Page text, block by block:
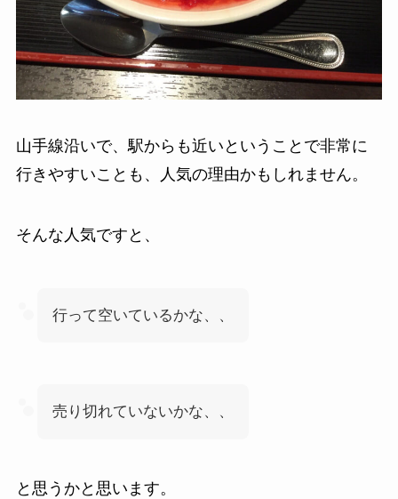
山手線沿いで、駅からも近いということで非常に
行きやすいことも、人気の理由かもしれません。
そんな人気ですと、
行って空いているかな、、
売り切れていないかな、、
と思うかと思います。